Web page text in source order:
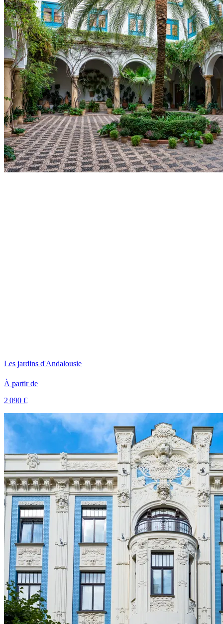
Les jardins d'Andalousie
À partir de
2 090 €
Voir le voyage